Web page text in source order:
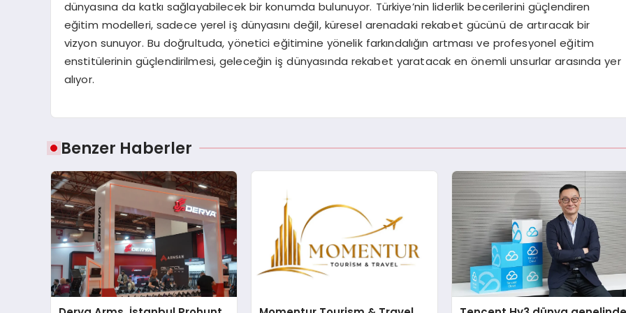
dünyasına da katkı sağlayabilecek bir konumda bulunuyor. Türkiye’nin liderlik becerilerini güçlendiren
eğitim modelleri, sadece yerel iş dünyasını değil, küresel arenadaki rekabet gücünü de artıracak bir
vizyon sunuyor. Bu doğrultuda, yönetici eğitimine yönelik farkındalığın artması ve profesyonel eğitim
enstitülerinin güçlendirilmesi, geleceğin iş dünyasında rekabet yaratacak en önemli unsurlar arasında yer
alıyor.
Benzer Haberler